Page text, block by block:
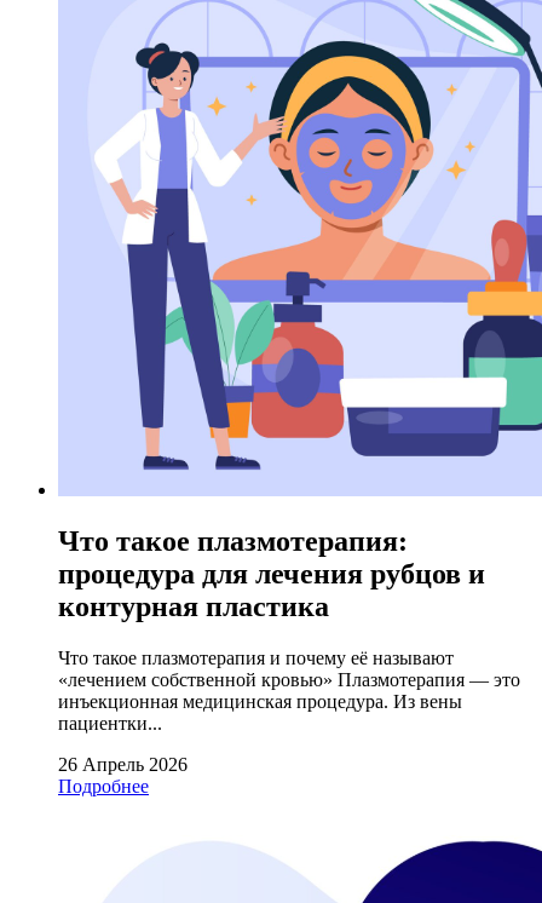
Что такое плазмотерапия:
процедура для лечения рубцов и
контурная пластика
Что такое плазмотерапия и почему её называют
«лечением собственной кровью» Плазмотерапия — это
инъекционная медицинская процедура. Из вены
пациентки...
26 Апрель 2026
Подробнее